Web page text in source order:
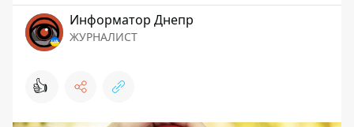
Информатор Днепр
ЖУРНАЛИСТ
👍